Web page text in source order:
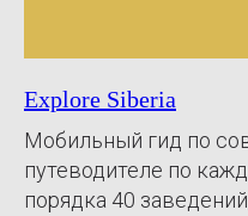
Explore Siberia
Мобильный гид по
путеводителе по
порядка 40